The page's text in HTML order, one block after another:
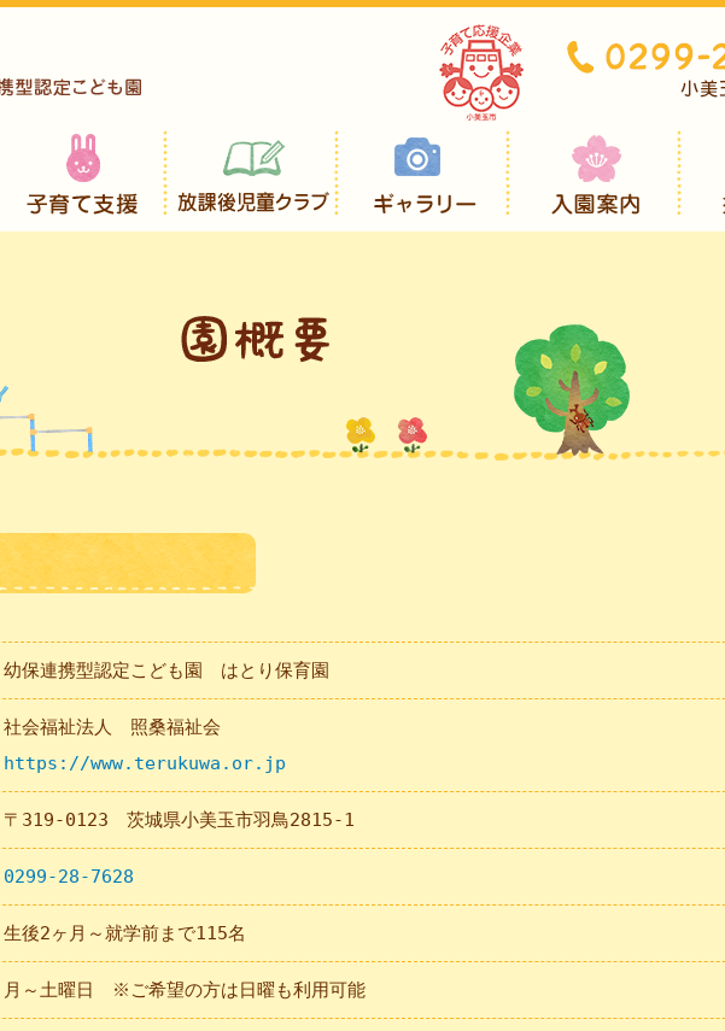
幼保連携型認定こども園 はとり保育園
社会福祉法人 照桑福祉会
https://www.terukuwa.or.jp
〒319-0123 茨城県小美玉市羽鳥2815-1
0299-28-7628
生後2ヶ月～就学前まで115名
月～土曜日 ※ご希望の方は日曜も利用可能